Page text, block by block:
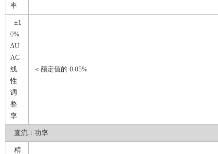
率
±1
0%
∆U
AC
线
性
调
整
率
＜额定值的 0.05%
直流：功率
精